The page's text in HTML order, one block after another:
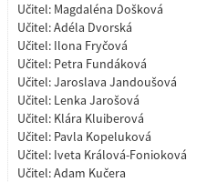
Učitel: Magdaléna Došková
Učitel:Adéla Dvorská
Učitel: Ilona Fryčová
Učitel: Petra Fundáková
Učitel:Jaroslava Jandoušová
Učitel: Lenka Jarošová
Učitel: Klára Kluiberová
Učitel: Pavla Kopeluková
Učitel: Iveta Králová-Fonioková
Učitel:Adam Kučera